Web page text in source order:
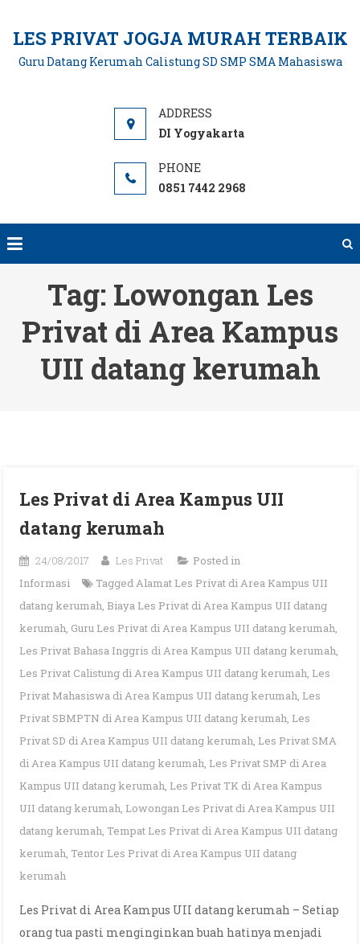
content
LES PRIVAT JOGJA MURAH TERBAIK
Guru Datang Kerumah Calistung SD SMP SMA Mahasiswa
DI Yogyakarta
0851 7442 2968
Tag: Lowongan Les
Privat di Area Kampus
UII datang kerumah
Les Privat di Area Kampus UII
datang kerumah
24/08/2017 Les Privat
Posted in
Informasi
TaggedAlamat Les Privat di Area Kampus UII
datang kerumah, Biaya Les Privat di Area Kampus UII datang
kerumah, Guru Les Privat di Area Kampus UII datang kerumah,
Les Privat Bahasa Inggris di Area Kampus UII datang kerumah,
Les Privat Calistung di Area Kampus UII datang kerumah, Les
Privat Mahasiswa di Area Kampus UII datang kerumah, Les
Privat SBMPTN di Area Kampus UII datang kerumah, Les
Privat SD di Area Kampus UII datang kerumah, Les Privat SMA
di Area Kampus UII datang kerumah, Les Privat SMP di Area
Kampus UII datang kerumah, Les Privat TK di Area Kampus
UII datang kerumah, Lowongan Les Privat di Area Kampus UII
datang kerumah, Tempat Les Privat di Area Kampus UII datang
kerumah, Tentor Les Privat di Area Kampus UII datang
kerumah
Les Privat di Area Kampus UII datang kerumah – Setiap
orang tua pasti menginginkan buah hatinya menjadi